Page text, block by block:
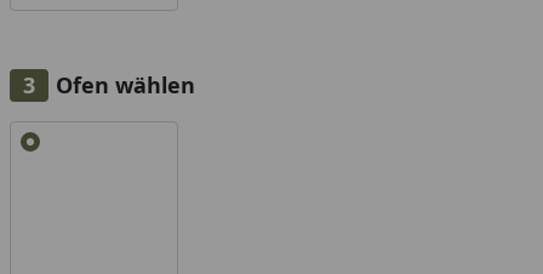
Ofen wählen
Alle anzeigen (1)